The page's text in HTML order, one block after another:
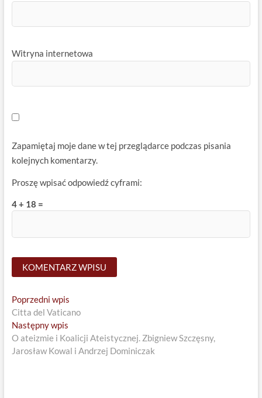
Witryna internetowa
Zapamiętaj moje dane w tej przeglądarce podczas pisania
kolejnych komentarzy.
Proszę wpisać odpowiedź cyframi:
4 + 18 =
Nawigacja
wpisu
Poprzedni wpisPrevious
post:
Citta del Vaticano
Następny wpisNext
post:
O ateizmie i Koalicji Ateistycznej. Zbigniew Szczęsny,
Jarosław Kowal i Andrzej Dominiczak